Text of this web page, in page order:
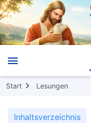
Start Lesungen
Inhaltsverzeichnis